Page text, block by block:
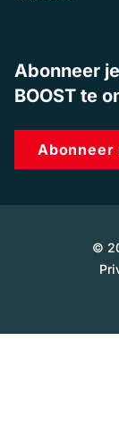
Abonneer
BOOST te
Abonneer
©